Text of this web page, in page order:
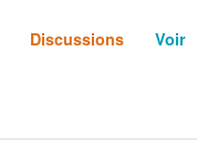
Discussions Voir